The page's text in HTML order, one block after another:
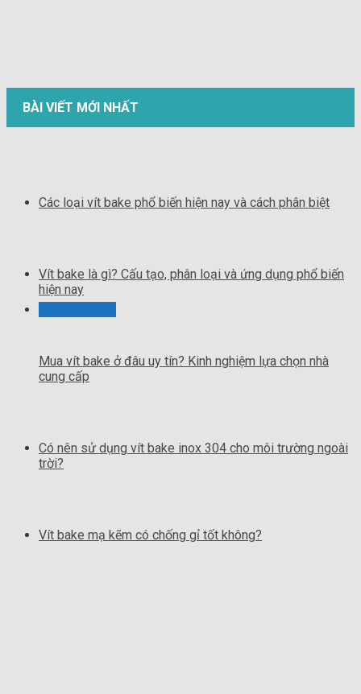
BÀI VIẾT MỚI NHẤT
Các loại vít bake phổ biến hiện nay và cách phân biệt
Vít bake là gì? Cấu tạo, phân loại và ứng dụng phổ biến
hiện nay
Mua vít bake ở đâu uy tín? Kinh nghiệm lựa chọn nhà
cung cấp
Có nên sử dụng vít bake inox 304 cho môi trường ngoài
trời?
Vít bake mạ kẽm có chống gỉ tốt không?